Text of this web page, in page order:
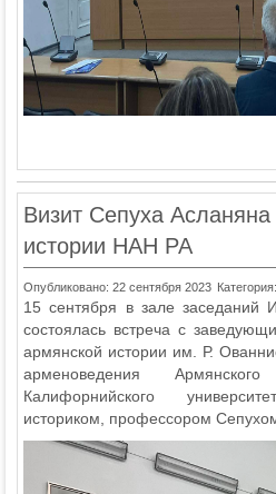
Визит Сепуха Асланяна
истории НАН РА
Опубликовано: 22 сентября 2023 Категория:
15 сентября в зале заседаний
состоялась встреча c
армянской истории им. Р.
арменоведения
Калифорнийского
историком, профессором